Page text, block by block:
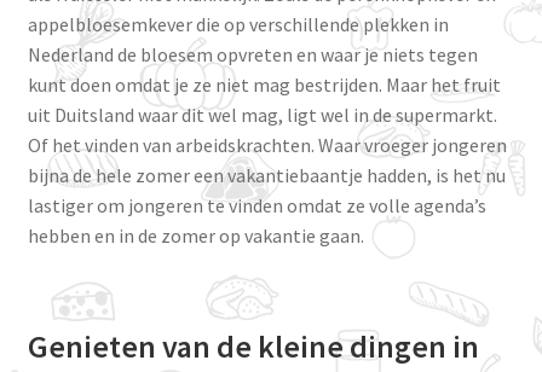
appelbloesemkever die op verschillende plekken in
Nederland de bloesem opvreten en waar je niets tegen
kunt doen omdat je ze niet mag bestrijden. Maar het fruit
uit Duitsland waar dit wel mag, ligt wel in de supermarkt.
Of het vinden van arbeidskrachten. Waar vroeger jongeren
bijna de hele zomer een vakantiebaantje hadden, is het nu
lastiger om jongeren te vinden omdat ze volle agenda’s
hebben en in de zomer op vakantie gaan.
Genieten van de kleine dingen in